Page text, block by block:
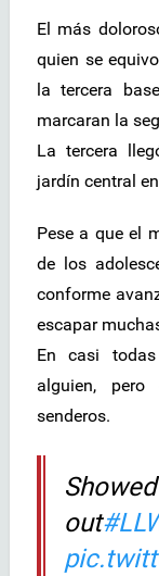
El más
quien se
la tercera
marcaran la
La tercera
jardín central
Pese a que el
de los
conforme
escapar
En casi
alguien,
senderos.
out